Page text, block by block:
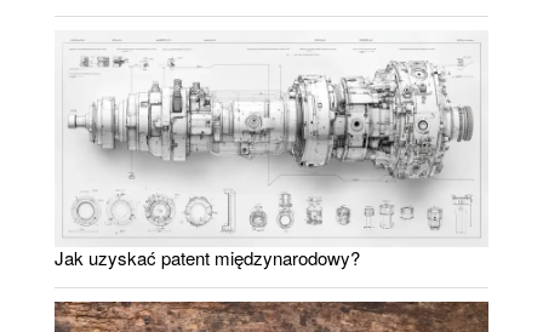
Jak uzyskać patent międzynarodowy?